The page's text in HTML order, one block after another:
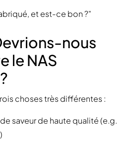
et est-ce bon ?"
nous
le NAS
choses très différentes :
saveur de haute qualité (e.g.